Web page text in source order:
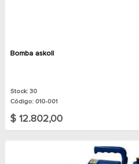
Bomba askoll
Stock: 30
Código: 010-001
$ 12.802,00